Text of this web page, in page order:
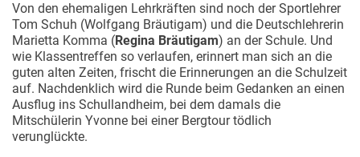
Von den ehemaligen Lehrkräften sind noch der Sportlehrer
Tom Schuh (Wolfgang Bräutigam) und die Deutschlehrerin
Marietta Komma (Regina Bräutigam) an der Schule. Und
wie Klassentreffen so verlaufen, erinnert man sich an die
guten alten Zeiten, frischt die Erinnerungen an die Schulzeit
auf. Nachdenklich wird die Runde beim Gedanken an einen
Ausflug ins Schullandheim, bei dem damals die
Mitschülerin Yvonne bei einer Bergtour tödlich
verunglückte.